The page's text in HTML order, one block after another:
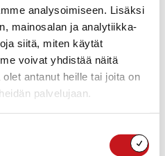
analysoimiseen. Lisäksi
mainosalan ja analytiikka-
siitä, miten käytät
voivat yhdistää näitä
antanut heille tai joita on
palvelujaan.